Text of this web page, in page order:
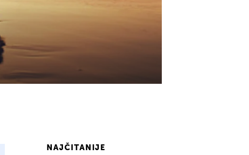
NAJČITANIJE